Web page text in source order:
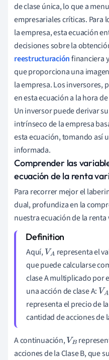
de clase única, lo que a
empresariales críticas. Para
la empresa, esta ecuación
decisiones sobre la
reestructuraciónfinanciera
que proporciona una
la empresa. Los inversores,
en esta ecuación a la hora
Un inversor puede derivar
intrínseco de la empresa
esta ecuación, tomando así
informada.
Comprender las
ecuación de la renta
Para recorrer mejor el
dual, profundiza en la
nuestra ecuación de la
Aquí, VA representa el
que puede calcularse
clase A multiplicado por
una acción de clase A: VA=
representa el precio de
cantidad de acciones de
A continuación,VB
acciones de la Clase B, que